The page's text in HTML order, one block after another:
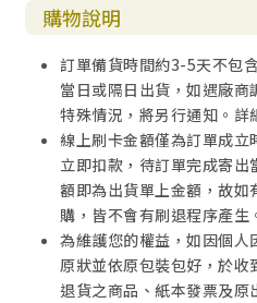
購物說明
訂單備貨時間約3-5天不包
當日或隔日出貨，如遇廠
特殊情況，將另行通知。詳
線上刷卡金額僅為訂單成立
立即扣款，待訂單完成寄
額即為出貨單上金額，故
購，皆不會有刷退程序產生
為維護您的權益，如因個人
原狀並依原包裝包好，於
退貨之商品、紙本發票及